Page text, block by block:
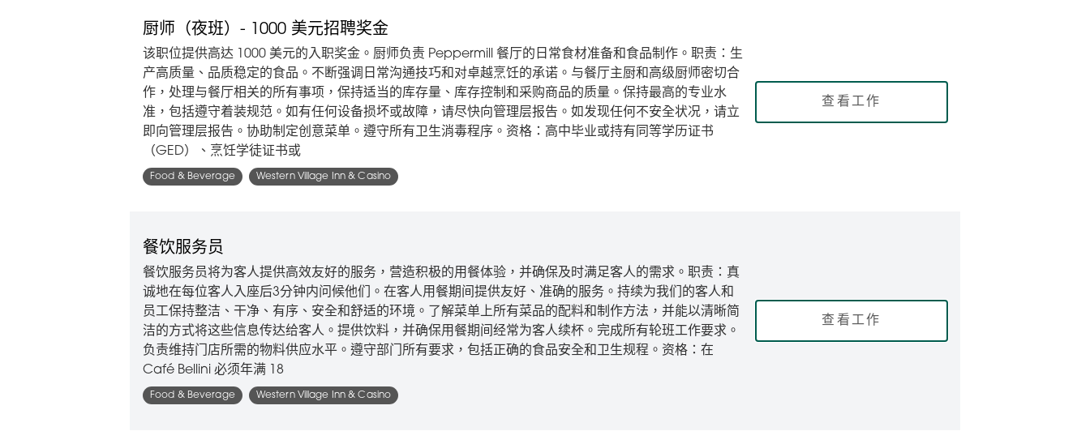
厨师（夜班）- 1000 美元招聘奖金
该职位提供高达 1000 美元的入职奖金。厨师负责 Peppermill 餐厅的日常食材准备和食品制作。职责：生
产高质量、品质稳定的食品。不断强调日常沟通技巧和对卓越烹饪的承诺。与餐厅主厨和高级厨师密切合
作，处理与餐厅相关的所有事项，保持适当的库存量、库存控制和采购商品的质量。保持最高的专业水
准，包括遵守着装规范。如有任何设备损坏或故障，请尽快向管理层报告。如发现任何不安全状况，请立
即向管理层报告。协助制定创意菜单。遵守所有卫生消毒程序。资格：高中毕业或持有同等学历证书
（GED）、烹饪学徒证书或
Food & Beverage Western Village Inn & Casino
查看工作
餐饮服务员
餐饮服务员将为客人提供高效友好的服务，营造积极的用餐体验，并确保及时满足客人的需求。职责：真
诚地在每位客人入座后3分钟内问候他们。在客人用餐期间提供友好、准确的服务。持续为我们的客人和
员工保持整洁、干净、有序、安全和舒适的环境。了解菜单上所有菜品的配料和制作方法，并能以清晰简
洁的方式将这些信息传达给客人。提供饮料，并确保用餐期间经常为客人续杯。完成所有轮班工作要求。
负责维持门店所需的物料供应水平。遵守部门所有要求，包括正确的食品安全和卫生规程。资格：在
Café Bellini 必须年满 18
Food & Beverage Western Village Inn & Casino
查看工作